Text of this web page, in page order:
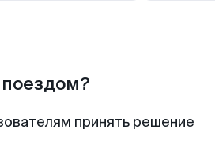
принять решение